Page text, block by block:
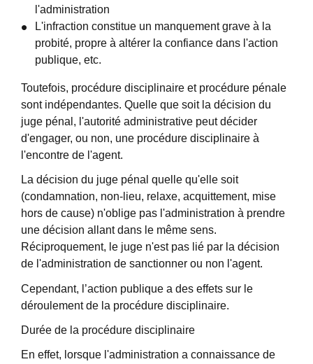
l'administration
L'infraction constitue un manquement grave à la
probité, propre à altérer la confiance dans l'action
publique, etc.
Toutefois, procédure disciplinaire et procédure pénale
sont indépendantes. Quelle que soit la décision du
juge pénal, l'autorité administrative peut décider
d'engager, ou non, une procédure disciplinaire à
l'encontre de l'agent.
La décision du juge pénal quelle qu'elle soit
(condamnation, non-lieu, relaxe, acquittement, mise
hors de cause) n'oblige pas l'administration à prendre
une décision allant dans le même sens.
Réciproquement, le juge n'est pas lié par la décision
de l'administration de sanctionner ou non l'agent.
Cependant, l’action publique a des effets sur le
déroulement de la procédure disciplinaire.
Durée de la procédure disciplinaire
En effet, lorsque l'administration a connaissance de